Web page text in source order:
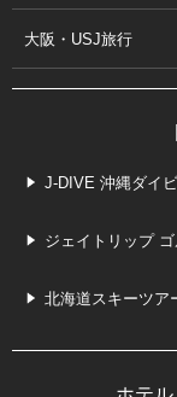
大阪・USJ旅行
J-DIVE 沖縄ダイ
ジェイトリップ
北海道スキーツア